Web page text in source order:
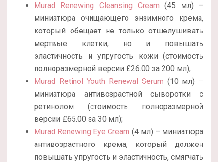
Murad Renewing Cleansing Cream (45 мл) –
миниатюра очищающего энзимного крема,
который обещает не только отшелушивать
мертвые клетки, но и повышать
эластичность и упругость кожи (стоимость
полноразмерной версии £26.00 за 200 мл);
Murad Retinol Youth Renewal Serum (10 мл) –
миниатюра антивозрастной сыворотки с
ретинолом (стоимость полноразмерной
версии £65.00 за 30 мл);
Murad Renewing Eye Cream (4 мл) – миниатюра
антивозрастного крема, который должен
повышать упругость и эластичность, смягчать